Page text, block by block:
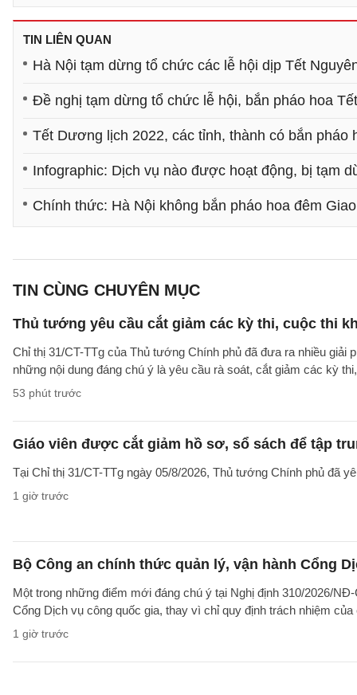
TIN LIÊN QUAN
Hà Nội tạm dừng tổ chức các lễ hội dịp Tết
Đề nghị tạm dừng tổ chức lễ hội, bắn pháo hoa
Tết Dương lịch 2022, các tỉnh, thành có bắn pháo
Infographic: Dịch vụ nào được hoạt động, bị tạm
Chính thức: Hà Nội không bắn pháo hoa đêm
TIN CÙNG CHUYÊN MỤC
Thủ tướng yêu cầu cắt giảm các kỳ thi, cuộc thi
Chỉ thị 31/CT-TTg của Thủ tướng Chính phủ đã đưa ra nhiều giải
những nội dung đáng chú ý là yêu cầu rà soát, cắt giảm các kỳ
53 phút trước
Giáo viên được cắt giảm hồ sơ, sổ sách để tập
Tại Chỉ thị 31/CT-TTg ngày 05/8/2026, Thủ tướng Chính phủ đã
1 giờ trước
Bộ Công an chính thức quản lý, vận hành Cổng
Một trong những điểm mới đáng chú ý tại Nghị định 310/2026/
Cổng Dịch vụ công quốc gia, thay vì chỉ quy định trách nhiệm
1 giờ trước